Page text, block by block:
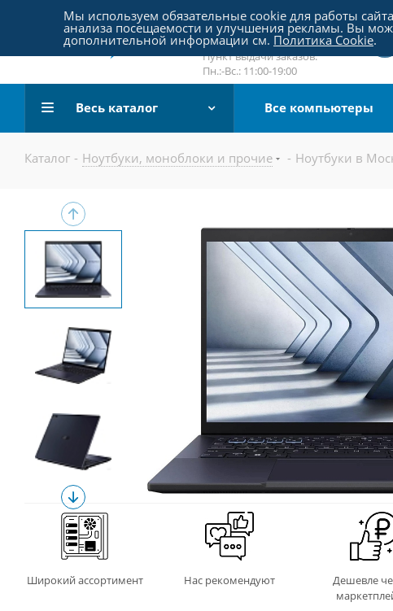
Пятницкое шоссе 18, пав. 267
email:sale@pc-arena.ru
Пн.:-Вс.: 10:00-20:00
Пункт выдачи заказов:
Пн.:-Вс.: 11:00-19:00
Весь каталог Все компьютеры
Каталог - Ноутбуки, моноблоки и прочие - Ноутбуки в
Широкий ассортимент Нас рекомендуют
Дешевле
Мы используем обязательные cookie для работы
анализа посещаемости и улучшения рекламы. Вы
дополнительной информации см. Политика Cookie.